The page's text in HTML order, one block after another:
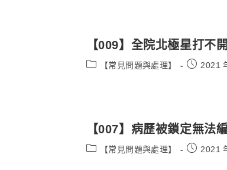
【009】全院北極星打不開
Post
【常見問題與處理】
Post2021
【007】病歷被鎖定無法
Post
【常見問題與處理】
Post2021